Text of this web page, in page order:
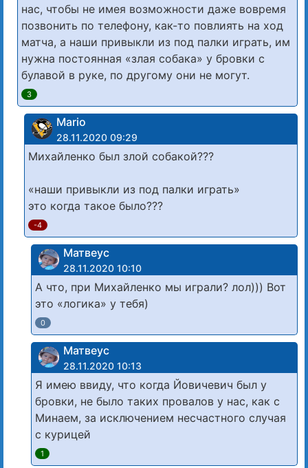
нас, чтобы не имея возможности даже вовремя
позвонить по телефону, как-то повлиять на ход
матча, а наши привыкли из под палки играть, им
нужна постоянная «злая собака» у бровки с
булавой в руке, по другому они не могут.
3
Mario
28.11.2020 09:29
Михайленко был злой собакой???
«наши привыкли из под палки играть»
это когда такое было???
-4
Матвеус
28.11.2020 10:10
А что, при Михайленко мы играли? лол))) Вот
это «логика» у тебя)
0
Матвеус
28.11.2020 10:13
Я имею ввиду, что когда Йовичевич был у
бровки, не было таких провалов у нас, как с
Минаем, за исключением несчастного случая
с курицей
1